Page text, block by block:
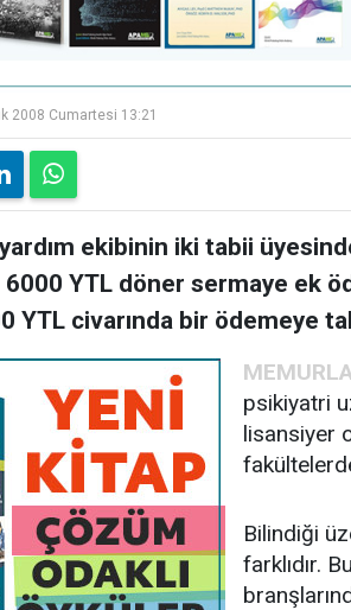
2008 Cumartesi 13:21
ekibinin iki tabii
6000 YTL döner sermaye ek
YTL civarında bir ödemeye
psikiyatri
lisansiyer
Bilindiği
farklıdır.